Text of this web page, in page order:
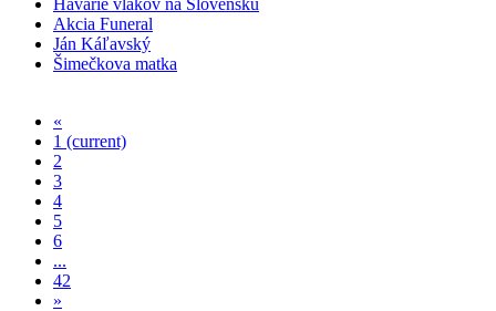
Akcia Funeral
Ján Káľavský
Šimečkova matka
«
1 (current)
2
3
4
5
6
...
42
»